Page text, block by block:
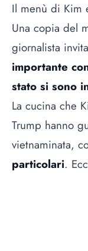
Il menù di Kim
Una copia del
giornalista
importante
stato si sono
La cucina che
Trump hanno
vietnaminata,
particolari.